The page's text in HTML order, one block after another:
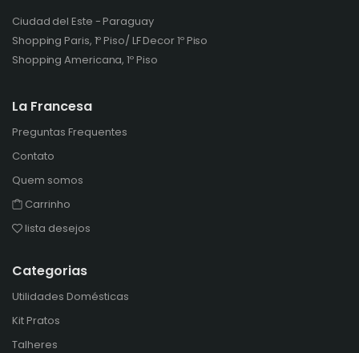
Ciudad del Este - Paraguay
Shopping Paris, 1º Piso/ LF Decor 1º Piso
Shopping Americana, 1º Piso
La Francesa
Preguntas Frequentes
Contato
Quem somos
Carrinho
lista desejos
Categorias
Utilidades Domésticas
Kit Pratos
Talheres